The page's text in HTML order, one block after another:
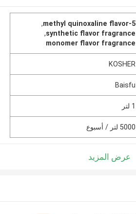
5-methyl quinoxaline flavor
,
synthetic flavor fragrance
,
monomer flavor fragrance
KOSHER
Baisfu
1 لتر
5000 لتر / أسبوع
عرض المزيد